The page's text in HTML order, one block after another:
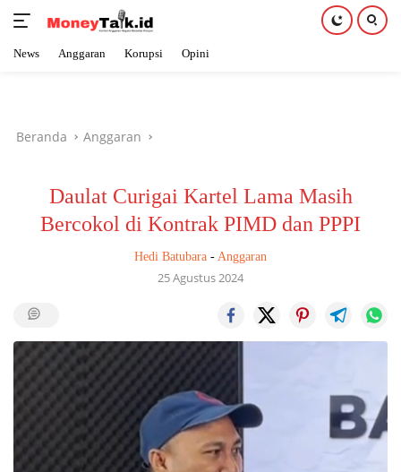
News Anggaran Korupsi Opini
Beranda Anggaran
Daulat Curigai Kartel Lama Masih
Bercokol di Kontrak PIMD dan PPPI
Hedi Batubara - Anggaran
25 Agustus 2024